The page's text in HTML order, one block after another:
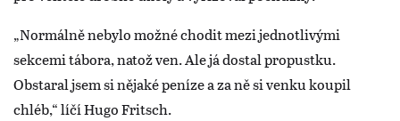
„Normálně nebylo možné chodit mezi jednotlivými
sekcemi tábora, natož ven. Ale já dostal propustku.
Obstaral jsem si nějaké peníze a za ně si venku koupil
chléb,“ líčí Hugo Fritsch.